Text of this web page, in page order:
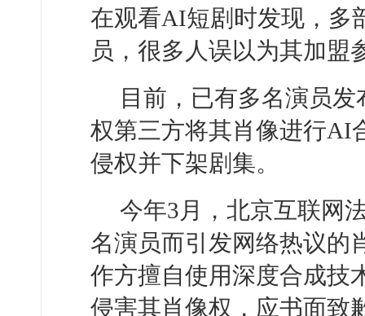
在观看AI短剧时发现，多
员，很多人误以为其加盟
目前，已有多名演员
权第三方将其肖像进行AI
侵权并下架剧集。
今年3月，北京互联网
名演员而引发网络热议的
作方擅自使用深度合成技
侵害其肖像权，应书面致